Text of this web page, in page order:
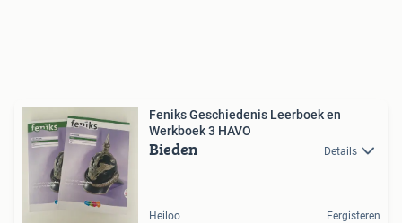
Feniks Geschiedenis Leerboek en
Werkboek 3 HAVO
Bieden Details
Heiloo Eergisteren